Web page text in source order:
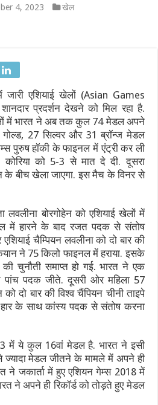
का आईपीओ खुला, KKR समर्थित
– कसाब केस से लेकर कोर्टरूम ड्रामे तक,
सुरक्षा और नीतिगत स्वायत्तता के
LAC पर शांति और कूटनीतिक संवाद का
के बीच मैदान में उतरा RBI: जानिए
4, 2023 खेल
एशियाई खेलों (Asian Games
प्रदर्शन देखने को मिल रहा है.
में भारत ने अब तक कुल 74 मेडल अपने
27 स‍िल्वर और 31 ब्रॉन्ज मेडल
पुरुष हॉकी के फाइनल में एंट्री कर ली
को 5-3 से मात दे दी. दूसरा
के बीच खेला जाएगा. इस मैच के विनर से
लवलीना बोरगोहेन को एशियाई खेलों में
में हारने के बाद रजत पदक से संतोष
चैम्पियन लवलीना को दो बार की
ने 75 किलो फाइनल में हराया. इसके
चुनौती समाप्त हो गई. भारत ने एक
पदक जीते. दूसरी ओर महिला 57
दो बार की विश्व चैंपियन चीनी ताइपे
के साथ कांस्य पदक से संतोष करना
में ये कुल 16वां मेडल है. भारत ने इसी
ज्यादा मेडल जीतने के मामले में अपने ही
ने जकार्ता में हुए एशियन गेम्स 2018 में
ने अपने ही रिकॉर्ड को तोड़ते हुए मेडल